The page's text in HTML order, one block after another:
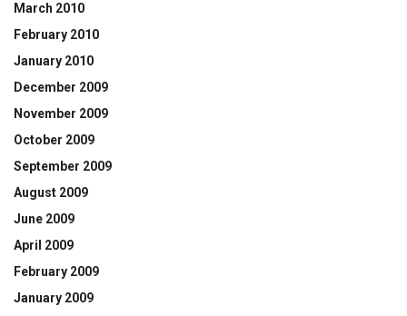
March 2010
February 2010
January 2010
December 2009
November 2009
October 2009
September 2009
August 2009
June 2009
April 2009
February 2009
January 2009